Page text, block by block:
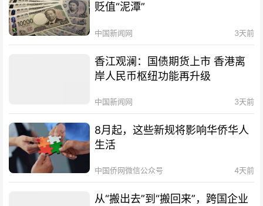
贬值“泥潭”
中国新闻网 3天前
香江观澜：国债期货上市 香港离
岸人民币枢纽功能再升级
中国新闻网 3天前
8月起，这些新规将影响华侨华人
生活
中国侨网微信公众号 4天前
从“搬出去”到“搬回来”，跨国企业